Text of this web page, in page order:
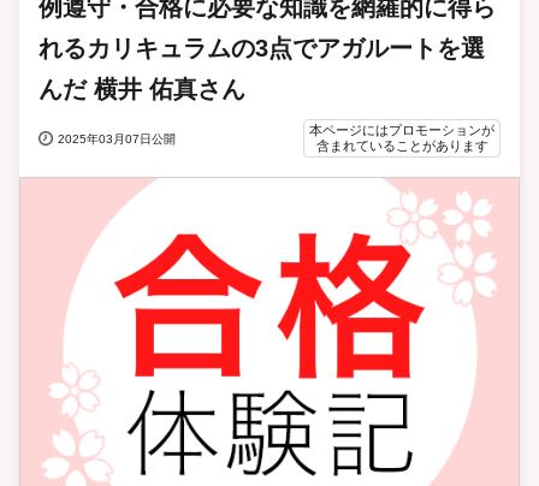
例遵守・合格に必要な知識を網羅的に得ら
れるカリキュラムの3点でアガルートを選
んだ 横井 佑真さん
2025年03月07日公開
本ページにはプロモーションが
含まれていることがあります